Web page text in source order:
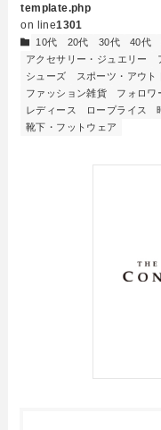
template.php
on line1301
10代 20代 30代 40代
アクセサリー・ジュエリー
シューズ
スポーツ・アウト
ファッション雑貨
フォロワ
レディース
ロープライス
靴下・フットウェア